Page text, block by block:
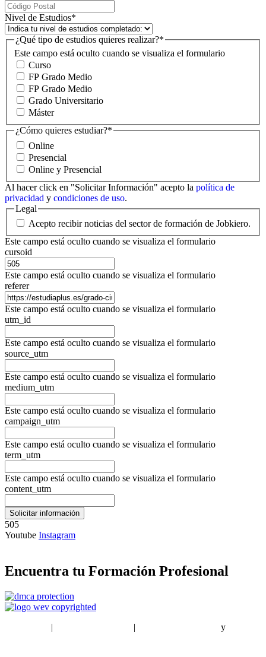
Nivel de Estudios*
Este campo está oculto cuando se visualiza el formulario
¿Qué tipo de estudios quieres realizar?*
Curso
FP Grado Medio
FP Grado Medio
Grado Universitario
Máster
¿Cómo quieres estudiar?*
Online
Presencial
Online y Presencial
Al hacer click en "Solicitar Información" acepto la política de
privacidad y condiciones de uso.
Legal
Acepto recibir noticias del sector de formación de Jobkiero.
Este campo está oculto cuando se visualiza el formulario
cursoid
Este campo está oculto cuando se visualiza el formulario
referer
Este campo está oculto cuando se visualiza el formulario
utm_id
Este campo está oculto cuando se visualiza el formulario
source_utm
Este campo está oculto cuando se visualiza el formulario
medium_utm
Este campo está oculto cuando se visualiza el formulario
campaign_utm
Este campo está oculto cuando se visualiza el formulario
term_utm
Este campo está oculto cuando se visualiza el formulario
content_utm
505
Youtube Instagram
Encuentra tu Formación Profesional
| | y